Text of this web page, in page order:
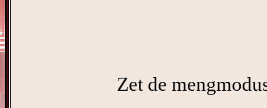
Zet de